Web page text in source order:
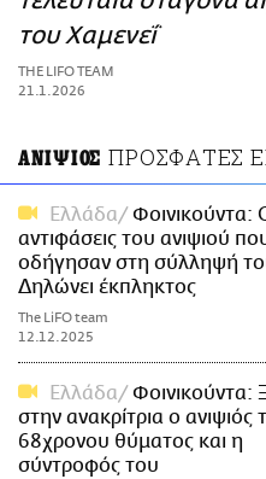
ΑΜΠΑ
PRINT
του Χαμενεΐ
THE LIFO TEAM
21.1.2026
ΑΝΙΨΙΟΣ ΠΡΟΣΦΑΤΕΣ
Ελλάδα
Φοινικούντα:
αντιφάσεις του ανιψιού
οδήγησαν στη σύλληψή
Δηλώνει έκπληκτος
The LiFO team
12.12.2025
Ελλάδα
Φοινικούντα:
στην ανακρίτρια ο ανιψιός
68χρονου θύματος και η
σύντροφός του